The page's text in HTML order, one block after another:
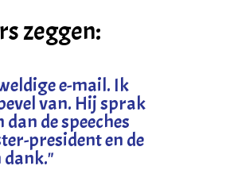
zeggen:
e-mail. Ik
van. Hij sprak
de speeches
president en de
dank."